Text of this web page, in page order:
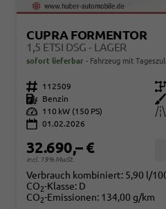
CUPRA FORMENTOR
1,5 ETSI DSG - LAGER
sofort lieferbar Fahrzeug mit
Fahrzeugnr. 112509 Getriebe
Kraftstoff
Benzin Außenfarbe
Leistung
110 kW (150 PS) Kilometerstand
01.02.2026
32.690,– €
incl. 19% MwSt.
Verbrauch kombiniert: 5,90 l/
CO2-Klasse: D
CO2-Emissionen: 134,00 g/km